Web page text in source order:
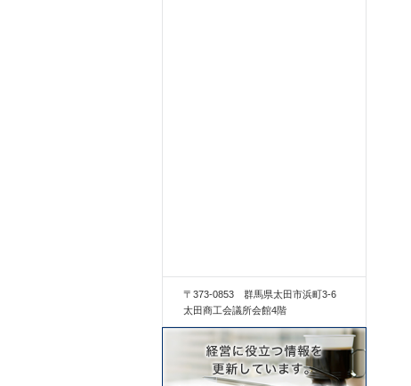
〒373-0853 群馬県太田市浜町3-6
太田商工会議所会館4階